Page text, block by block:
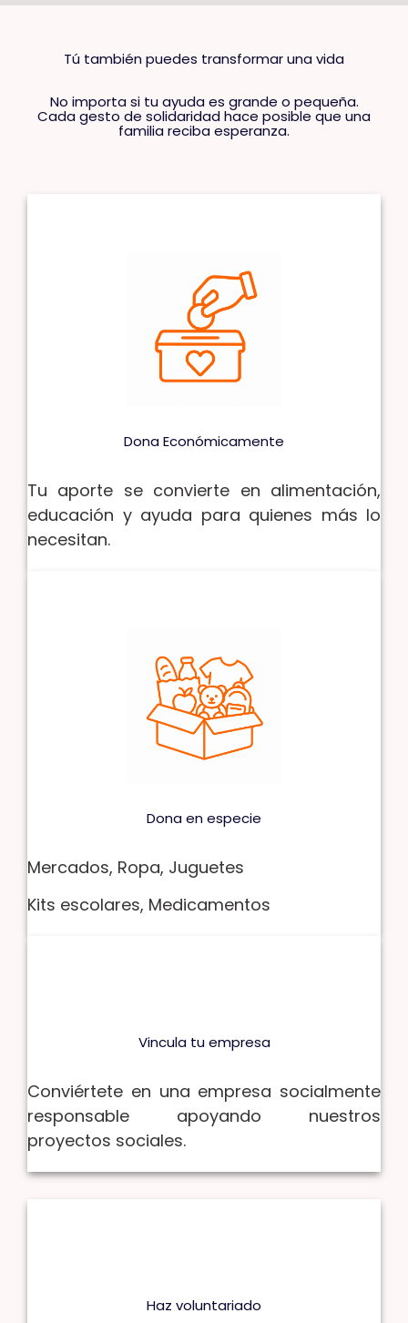
Tú también puedes transformar una vida
No importa si tu ayuda es grande o pequeña.
Cada gesto de solidaridad hace posible que una
familia reciba esperanza.
Dona Económicamente
Tu aporte se convierte en alimentación,
educación y ayuda para quienes más lo
necesitan.
Donaen especie
Mercados, Ropa, Juguetes
Kits escolares, Medicamentos
Vincula tu empresa
Conviértete en una empresa socialmente
responsable apoyando nuestros
proyectos sociales.
Haz voluntariado